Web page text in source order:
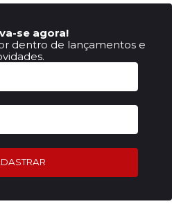
se agora!
dentro de lançamentos e